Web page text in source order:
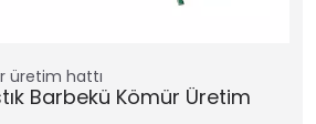
üretim hattı
Barbekü Kömür Üretim